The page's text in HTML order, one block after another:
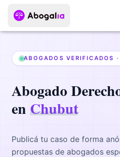
ABOGADOS VERIFICADOS ·
Abogado
enChubut
Publicá tu caso de forma
propuestas de abogados